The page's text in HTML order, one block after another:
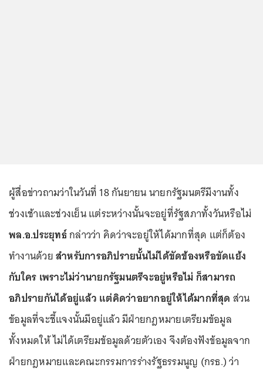
ผู้สื่อข่าวถามว่าในวันที่ 18 กันยายน นายกรัฐมนตรีมีงานทั้ง
ช่วงเช้าและช่วงเย็น แต่ระหว่างนั้นจะอยู่ที่รัฐสภาทั้งวันหรือไม่
พล.อ.ประยุทธ์กล่าวว่า คิดว่าจะอยู่ให้ได้มากที่สุด แต่ก็ต้อง
ทำงานด้วยสำหรับการอภิปรายนั้นไม่ได้ขัดข้องหรือขัดแย้ง
กับใคร เพราะไม่ว่านายกรัฐมนตรีจะอยู่หรือไม่ ก็สามารถ
อภิปรายกันได้อยู่แล้ว แต่คิดว่าอยากอยู่ให้ได้มากที่สุด ส่วน
ข้อมูลที่จะชี้แจงนั้นมีอยู่แล้ว มีฝ่ายกฎหมายเตรียมข้อมูล
ทั้งหมดให้ ไม่ได้เตรียมข้อมูลด้วยตัวเอง จึงต้องฟังข้อมูลจาก
ฝ่ายกฎหมายและคณะกรรมการร่างรัฐธรรมนูญ (กรธ.) ว่า